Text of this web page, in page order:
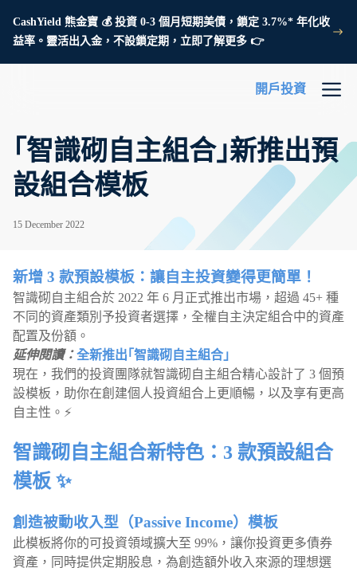
CashYield 熊金寶 💰 投資 0-3 個月短期美債，鎖定 3.7%* 年化收
益率。靈活出入金，不設鎖定期，立即了解更多 👉
開戶投資
｢智識砌自主組合｣新推出預
設組合模板
15 December 2022
新增 3 款預設模板：讓自主投資變得更簡單！
智識砌自主組合於 2022 年 6 月正式推出市場，超過 45+ 種
不同的資產類別予投資者選擇，全權自主決定組合中的資產
配置及份額。
延伸閱讀：全新推出｢智識砌自主組合｣
現在，我們的投資團隊就智識砌自主組合精心設計了 3 個預
設模板，助你在創建個人投資組合上更順暢，以及享有更高
自主性。⚡
智識砌自主組合新特色：3 款預設組合
模板 ✨
創造被動收入型（Passive Income）模板
此模板將你的可投資領域擴大至 99%，讓你投資更多債券
資產，同時提供定期股息，為創造額外收入來源的理想選